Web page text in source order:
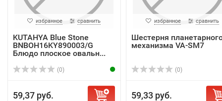
избранное сравнить
KUTAHYA Blue Stone
BNBOH16KY890003/G
Блюдо плоское овальн...
(0)
59,37 руб.
избранное сравнить
Шестерня
механизма VA-SM7
(0)
59,33 руб.